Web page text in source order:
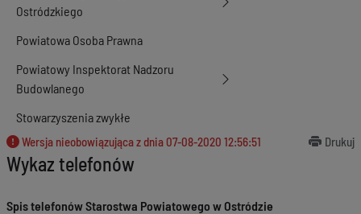
Ostródzkiego
Powiatowa Osoba Prawna
Powiatowy Inspektorat Nadzoru
Budowlanego
Stowarzyszenia zwykłe
Wersja nieobowiązująca z dnia 07-08-2020 12:56:51 Drukuj
Wykaz telefonów
Spis telefonów Starostwa Powiatowego w Ostródzie